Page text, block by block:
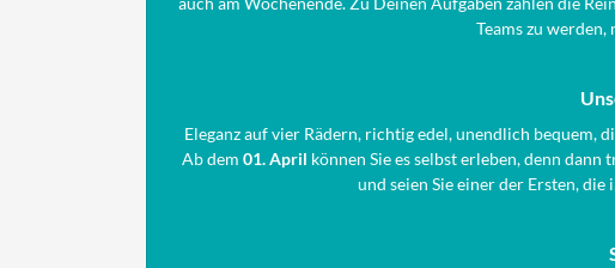
Teams zu
Eleganz auf vier Rädern, richtig edel, unendlich bequem,
Ab dem 01. April können Sie es selbst erleben, denn
und seien Sie einer der Ersten,